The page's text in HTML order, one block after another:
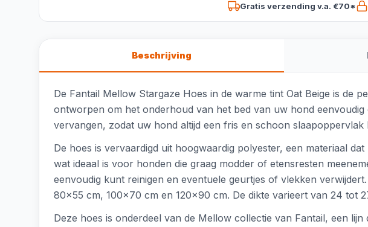
Gratis verzending v.a. €70*
Beschrijving
De Fantail Mellow Stargaze Hoes in de warme tint Oat Beige is de
ontworpen om het onderhoud van het bed van uw hond
vervangen, zodat uw hond altijd een fris en schoon slaapoppervlak
De hoes is vervaardigd uit hoogwaardig polyester, een materiaal
wat ideaal is voor honden die graag modder of etensresten
eenvoudig kunt reinigen en eventuele geurtjes of vlekken
80x55 cm, 100x70 cm en 120x90 cm. De dikte varieert van 24 tot
Deze hoes is onderdeel van de Mellow collectie van Fantail, een